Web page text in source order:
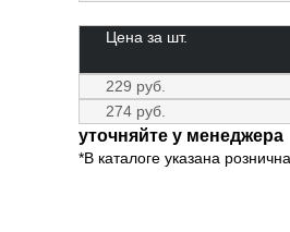
Цена за шт.
229 руб.
274 руб.
уточняйте у менеджера
*В каталоге указана